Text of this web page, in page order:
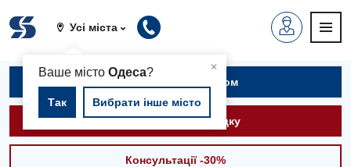
Усі міста
×
Ваше містоОдеса?
Так Вибрати інше місто
Записатися на прийом
Викликати швидку
Консультації -30%